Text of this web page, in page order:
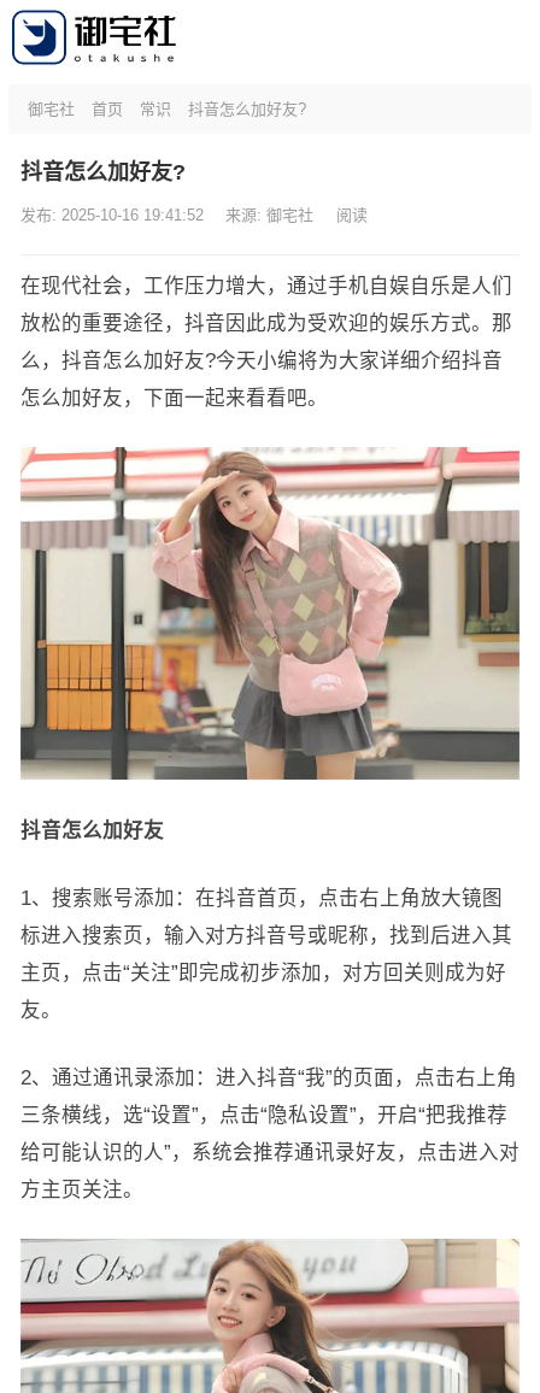
御宅社 首页 常识 抖音怎么加好友?
抖音怎么加好友?
发布: 2025-10-16 19:41:52 来源: 御宅社 阅读
在现代社会，工作压力增大，通过手机自娱自乐是人们
放松的重要途径，抖音因此成为受欢迎的娱乐方式。那
么，抖音怎么加好友?今天小编将为大家详细介绍抖音
怎么加好友，下面一起来看看吧。
抖音怎么加好友
1、搜索账号添加：在抖音首页，点击右上角放大镜图
标进入搜索页，输入对方抖音号或昵称，找到后进入其
主页，点击“关注”即完成初步添加，对方回关则成为好
友。
2、通过通讯录添加：进入抖音“我”的页面，点击右上角
三条横线，选“设置”，点击“隐私设置”，开启“把我推荐
给可能认识的人”，系统会推荐通讯录好友，点击进入对
方主页关注。